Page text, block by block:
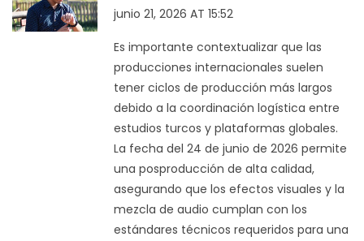
junio 21, 2026 AT 15:52
Es importante contextualizar que las
producciones internacionales suelen
tener ciclos de producción más largos
debido a la coordinación logística entre
estudios turcos y plataformas globales.
La fecha del 24 de junio de 2026 permite
una posproducción de alta calidad,
asegurando que los efectos visuales y la
mezcla de audio cumplan con los
estándares técnicos requeridos para una